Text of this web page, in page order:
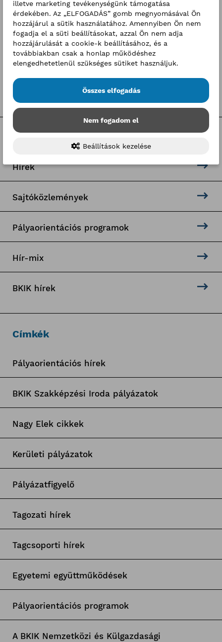
3 4 5 6 7 8 9
10 11 12 13 14 15 16
17 18 19 20 21 22
24 25 26 27 28 29
2 3 4
Hírek
Sajtóközlemények
Pályaorientációs programok
Hír-mix
BKIK hírek
Címkék
Pályaorientációs hírek
BKIK Szakképzési Iroda pályázatok
Nagy Elek cikkek
Kerületi pályázatok
Pályázatfigyelő
Tagozati hírek
Tagcsoporti hírek
Egyetemi együttműködések
Pályaorientációs programok
A BKIK Nemzetközi és Külgazdasági
illetve marketing tevékenységünk támogatása
érdekében. Az „ELFOGADÁS” gomb megnyomásával Ön
hozzájárul a sütik használatához. Amennyiben Ön nem
fogadja el a süti beállításokat, azzal Ön nem adja
hozzájárulását a cookie-k beállításához, és a
továbbiakban csak a honlap működéshez
elengedhetetlenül szükséges sütiket használjuk.
Összes elfogadás
Nem fogadom el
Beállítások kezelése